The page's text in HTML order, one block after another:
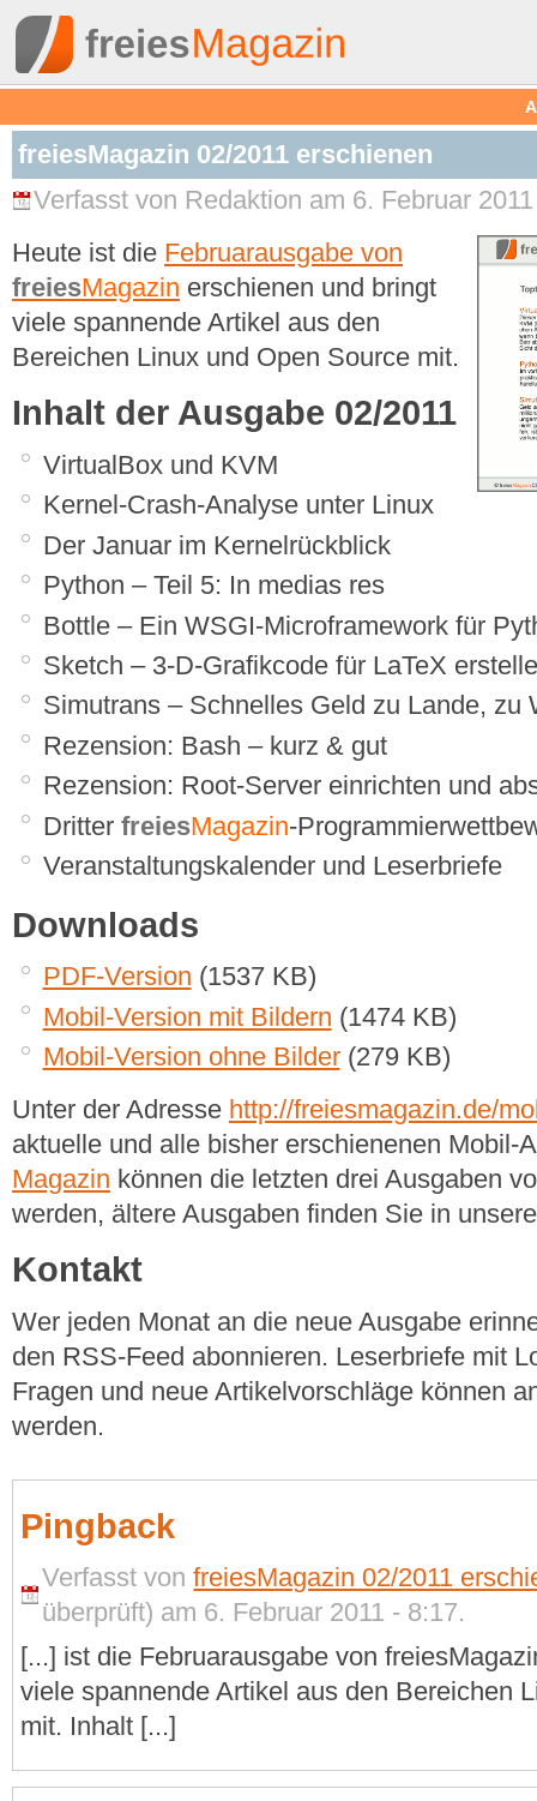
freiesMagazin 02/2011 erschienen
Verfasst von Redaktion am 6. Februar
Heute ist die Februarausgabe von
freiesMagazin erschienen und bringt
viele spannende Artikel aus den
Bereichen Linux und Open Source mit.
Inhalt der Ausgabe 02/2011
VirtualBox und KVM
Kernel-Crash-Analyse unter Linux
Der Januar im Kernelrückblick
Python – Teil 5: In medias res
Bottle – Ein WSGI-Microframework für
Sketch – 3-D-Grafikcode für LaTeX
Simutrans – Schnelles Geld zu Lande, zu
Rezension: Bash – kurz & gut
Rezension: Root-Server einrichten und
Dritter freiesMagazin-
Veranstaltungskalender und Leserbriefe
Downloads
PDF-Version (1537 KB)
Mobil-Version mit Bildern (1474 KB)
Mobil-Version ohne Bilder(279 KB)
Unter der Adresse http://freiesmagazin.de/
aktuelle und alle bisher erschienenen Mobil-
Magazin können die letzten drei Ausgaben
werden, ältere Ausgaben finden Sie in
Kontakt
Wer jeden Monat an die neue Ausgabe
den RSS-Feed abonnieren. Leserbriefe mit
Fragen und neue Artikelvorschläge können
werden.
Pingback
Verfasst vonfreiesMagazin 02/2011
überprüft) am 6. Februar 2011 - 8:17.
[...] ist die Februarausgabe von
viele spannende Artikel aus den Bereichen
mit. Inhalt [...]